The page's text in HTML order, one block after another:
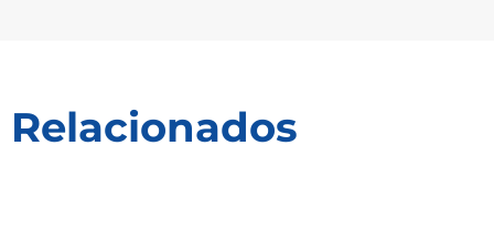
Relacionados